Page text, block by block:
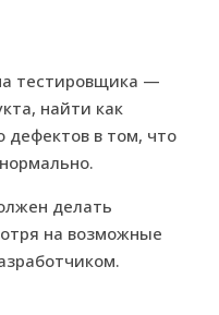
тестировщика —
найти как
в том, что
делать
на возможные